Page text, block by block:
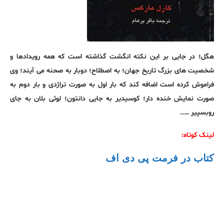
هگل؛ در جایی بر این نکته انگشت گذاشته است که همه رویدادها و
شخصیت های بزرگ تاریخ جهان؛ به اصطلاح؛ دوبار به صحنه می آیند؛ وی
فراموش کرده است اضافه کند که بار اول به صورت تراژدی و بار دوم به
صورت نمایش خنده دار؛ کوسیدیر به جایی دانتون؛ لوثی بلان به جای
روبسپیر …..
لینک کوتاه:
کتاب در فرمت پی دی اف